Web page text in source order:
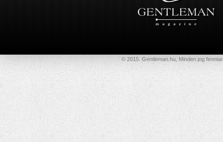
© 2015. Gentleman.hu, Minden jog